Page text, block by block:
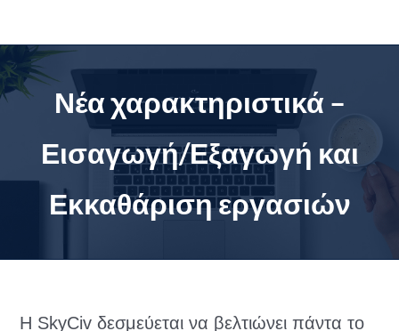
περιεχόμενο
Νέα χαρακτηριστικά –
Εισαγωγή/Εξαγωγή και
Εκκαθάριση εργασιών
Η SkyCiv δεσμεύεται να βελτιώνει πάντα το